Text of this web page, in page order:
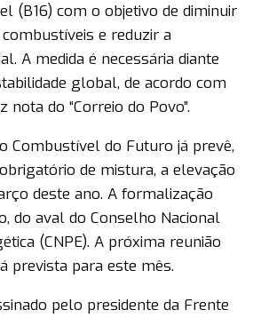
(B16) com o objetivo de diminuir
e reduzir a
A medida é necessária diante
global, de acordo com
nota do “Correio do Povo”.
Combustível do Futuro já prevê,
de mistura, a elevação
deste ano. A formalização
do aval do Conselho Nacional
(CNPE). A próxima reunião
prevista para este mês.
pelo presidente da Frente